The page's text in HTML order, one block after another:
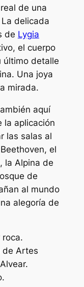
real de una
delicada
de Lygia
el cuerpo
último detalle
Una joya
mirada.
aquí
la aplicación
las salas al
el
la Alpina de
de
al mundo
alegoría de
de Artes